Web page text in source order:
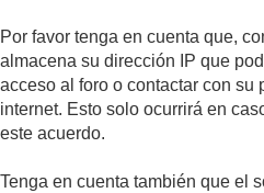
Por favor tenga en cuenta que,
almacena su dirección IP que
acceso al foro o contactar con su
internet. Esto solo ocurrirá en
este acuerdo.
Tenga en cuenta también que el